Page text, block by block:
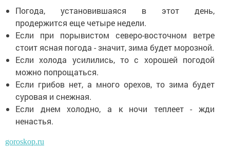
Погода, установившаяся в этот день,
продержится еще четыре недели.
Если при порывистом северо-восточном ветре
стоит ясная погода - значит, зима будет морозной.
Если холода усилились, то с хорошей погодой
можно попрощаться.
Если грибов нет, а много орехов, то зима будет
суровая и снежная.
Если днем холодно, а к ночи теплеет - жди
ненастья.
goroskop.ru